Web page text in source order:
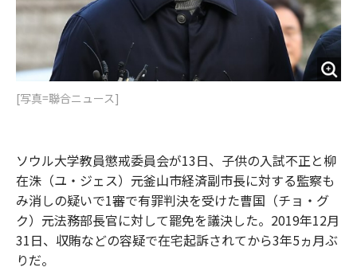
[写真=聯合ニュース]
ソウル大学教員懲戒委員会が13日、子供の入試不正と柳
在洙（ユ・ジェス）元釜山市経済副市長に対する監察も
み消しの疑いで1審で有罪判決を受けた曹国（チョ・グ
ク）元法務部長官に対して罷免を議決した。2019年12月
31日、収賄などの容疑で在宅起訴されてから3年5ヵ月ぶ
りだ。